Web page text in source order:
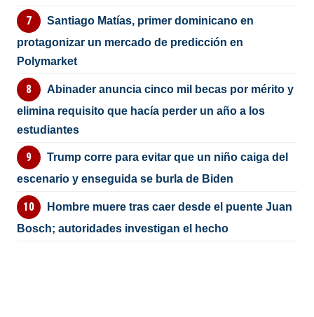
Santiago Matías, primer dominicano en
protagonizar un mercado de predicción en
Polymarket
Abinader anuncia cinco mil becas por mérito y
elimina requisito que hacía perder un año a los
estudiantes
Trump corre para evitar que un niño caiga del
escenario y enseguida se burla de Biden
Hombre muere tras caer desde el puente Juan
Bosch; autoridades investigan el hecho